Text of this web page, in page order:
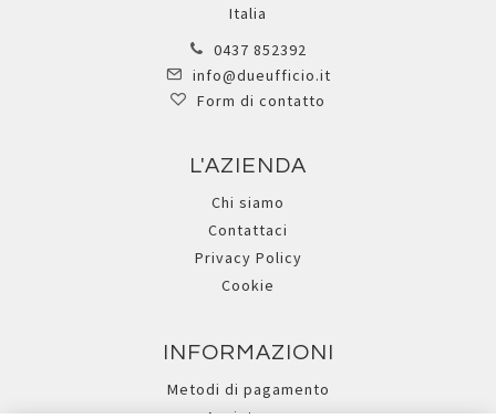
Italia
0437 852392
info@dueufficio.it
Form di contatto
L'AZIENDA
Chi siamo
Contattaci
Privacy Policy
Cookie
INFORMAZIONI
Metodi di pagamento